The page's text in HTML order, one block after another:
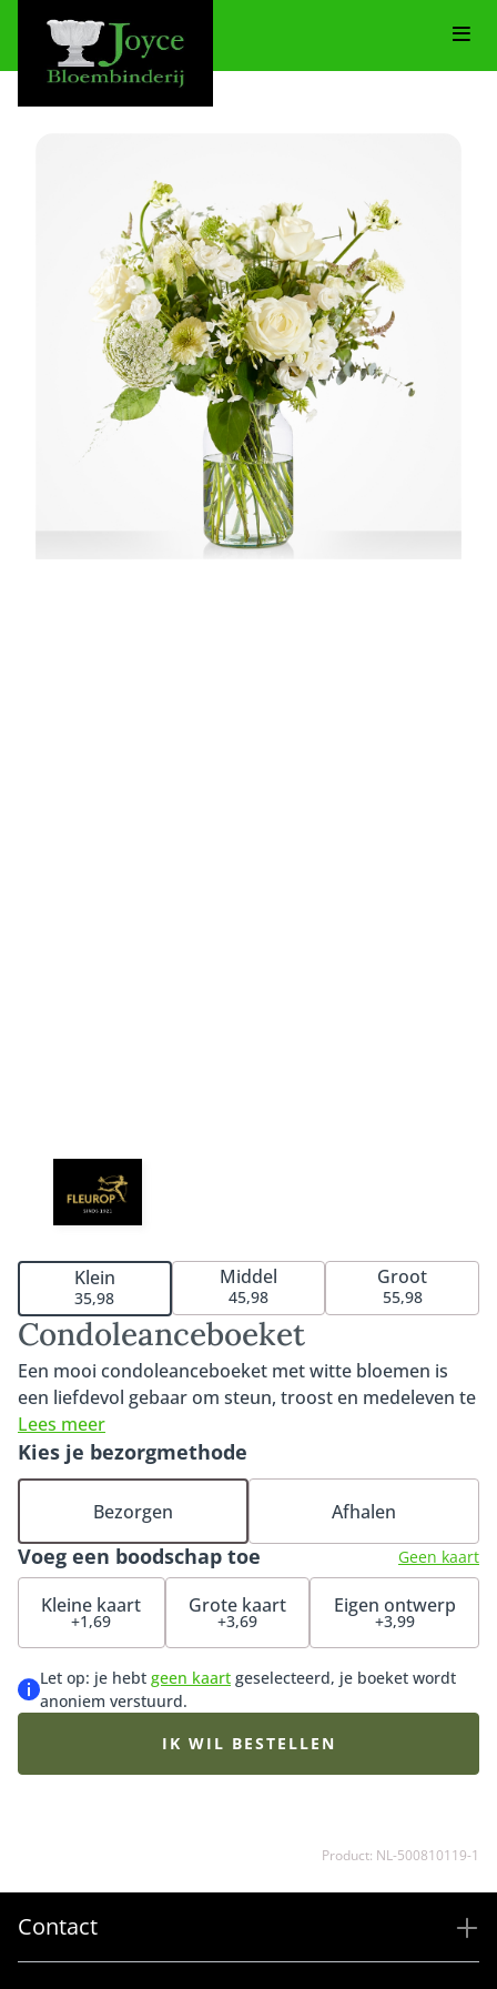
Condoleanceboeket
Een mooi condoleanceboeket met witte bloemen is
een liefdevol gebaar om steun, troost en medeleven te
tonen in een moeilijke periode. Witte bloemen
symboliseren puurheid, respect en herinnering,
waardoor dit boeket uitermate geschikt is om iemand
te laten weten dat je aan hen denkt. Met dit zorgvuldig
gebonden condoleanceboeket in witte tinten geef je
niet alleen een teken van liefde en medeleven, maar
bied je ook een stukje hoop en rust in tijden van
verdriet. Laat met dit condoleanceboeket weten dat
moeilijke tijd.
Lees meer
Klein
35,98
Middel
45,98
Groot
55,98
Voeg een boodschap toe Geen kaart
Kleine kaart
+1,69
Grote kaart
+3,69
Eigen ontwerp
+3,99
Let op: je hebt geen kaart geselecteerd, je boeket wordt
anoniem verstuurd.
Kies je bezorgmethode
Bezorgen Afhalen
IK WIL BESTELLEN
Product: NL-500810119-1
Contact